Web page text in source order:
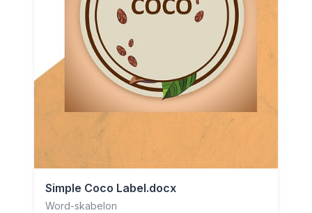
Simple Coco Label.docx
Word-skabelon